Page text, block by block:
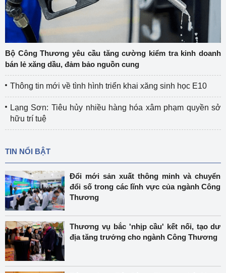
Bộ Công Thương yêu cầu tăng cường kiểm tra kinh doanh
bán lẻ xăng dầu, đảm bảo nguồn cung
Thông tin mới về tình hình triển khai xăng sinh học E10
Lạng Sơn: Tiêu hủy nhiều hàng hóa xâm phạm quyền sở
hữu trí tuệ
TIN NỔI BẬT
Đổi mới sản xuất thông minh và chuyển
đổi số trong các lĩnh vực của ngành Công
Thương
Thương vụ bắc 'nhịp cầu' kết nối, tạo dư
địa tăng trưởng cho ngành Công Thương